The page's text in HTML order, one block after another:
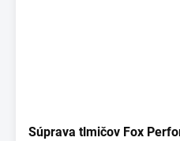
Súprava tlmičov Fox